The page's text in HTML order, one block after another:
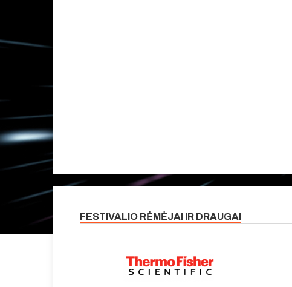
FESTIVALIO RĖMĖJAI IR DRAUGAI